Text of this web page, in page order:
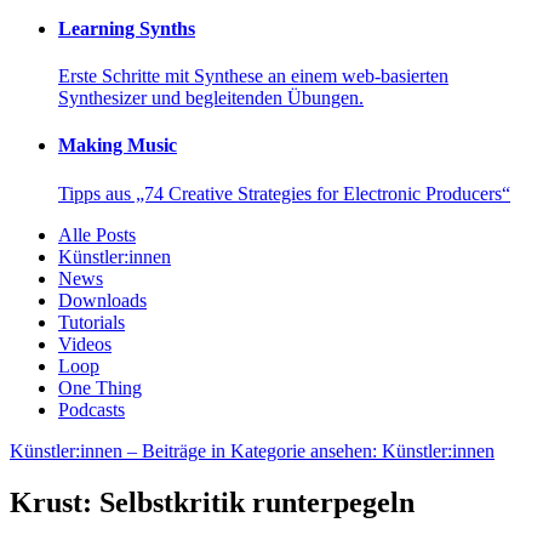
Learning Synths
Erste Schritte mit Synthese an einem web-basierten
Synthesizer und begleitenden Übungen.
Making Music
Tipps aus „74 Creative Strategies for Electronic Producers“
Alle Posts
Künstler:innen
News
Downloads
Tutorials
Videos
Loop
One Thing
Podcasts
Künstler:innen – Beiträge in Kategorie ansehen: Künstler:innen
Krust: Selbstkritik runterpegeln